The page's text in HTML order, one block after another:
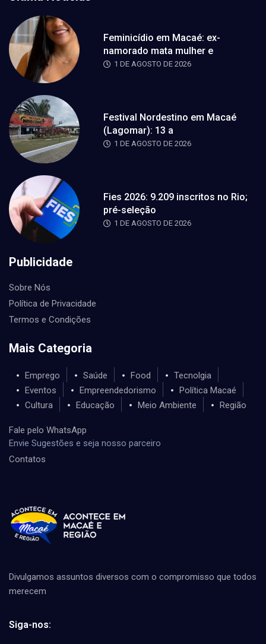
Feminicídio em Macaé: ex-
namorado mata mulher e
1 DE AGOSTO DE 2026
Festival Nordestino em Macaé
(Lagomar): 13 a
1 DE AGOSTO DE 2026
Fies 2026: 9.209 inscritos no Rio;
pré-seleção
1 DE AGOSTO DE 2026
Publicidade
Sobre Nós
Política de Privacidade
Termos e Condições
Mais Categoria
Emprego Saúde Food
Tecnolgia
Eventos
Empreendedorismo
Política Macaé
Cultura
Educação Meio Ambiente Região
Fale pelo WhatsApp
Envie Sugestões e seja nosso parceiro
Contatos
Divulgamos assuntos diversos com o compromisso que todos
merecem
Siga-nos: